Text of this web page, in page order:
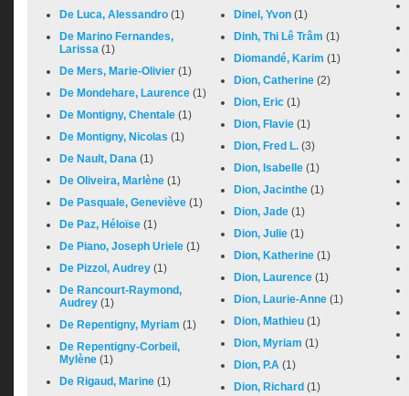
De Luca, Alessandro (1)
De Marino Fernandes,
Larissa (1)
De Mers, Marie-Olivier (1)
De Mondehare, Laurence (1)
De Montigny, Chentale (1)
De Montigny, Nicolas (1)
De Nault, Dana (1)
De Oliveira, Marlène (1)
De Pasquale, Geneviève (1)
De Paz, Héloïse (1)
De Piano, Joseph Uriele (1)
De Pizzol, Audrey (1)
De Rancourt-Raymond,
Audrey (1)
De Repentigny, Myriam (1)
De Repentigny-Corbeil,
Mylène (1)
De Rigaud, Marine (1)
Dinel, Yvon (1)
Dinh, Thi Lê Trâm (1)
Diomandé, Karim (1)
Dion, Catherine (2)
Dion, Eric (1)
Dion, Flavie (1)
Dion, Fred L. (3)
Dion, Isabelle (1)
Dion, Jacinthe (1)
Dion, Jade (1)
Dion, Julie (1)
Dion, Katherine (1)
Dion, Laurence (1)
Dion, Laurie-Anne (1)
Dion, Mathieu (1)
Dion, Myriam (1)
Dion, P.A (1)
Dion, Richard (1)